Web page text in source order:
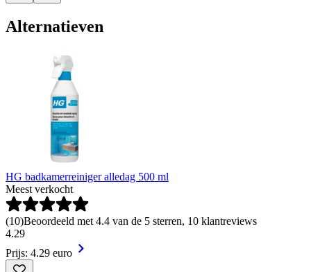
Alternatieven
HG badkamerreiniger alledag 500 ml
Meest verkocht
(10)Beoordeeld met 4.4 van de 5 sterren, 10 klantreviews
4.29
Prijs: 4.29 euro